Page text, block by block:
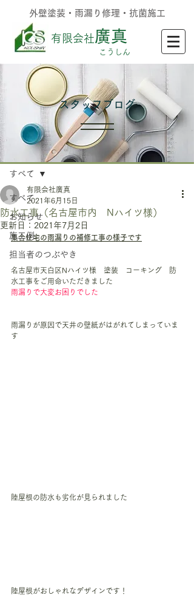
外壁塗装・雨漏り修理・抗菌施工
有限会社廣真
​こうしん
記事
すべて
お知らせ
施工例
担当者のつぶやき
すべて
防水工事（名古屋市内 Nハイツ様）
有限会社廣真
2021年6月15日
更新日： 2021年7月2日
集合住宅の雨漏りの補修工事の様子です
名古屋市天白区Nハイツ様　塗装　コーキング　防
水工事をご用命いただきました
雨漏りで大変お困りでした
雨漏りが原因で天井の壁紙がはがれてしまっていま
す
陸屋根の防水も劣化が見られました
陸屋根がおしゃれなデザインです！
​スタッフブログ